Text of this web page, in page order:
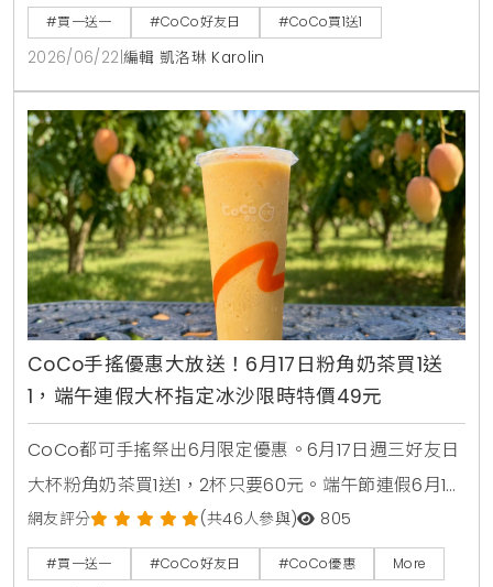
點餐平台享有第二杯0元優惠，每人限領2張。
#買一送一 #CoCo好友日 #CoCo買1送1
2026/06/22 編輯 凱洛琳 Karolin
CoCo手搖優惠大放送！6月17日粉角奶茶買1送
1，端午連假大杯指定冰沙限時特價49元
CoCo都可手搖祭出6月限定優惠。6月17日週三好友日
大杯粉角奶茶買1送1，2杯只要60元。端午節連假6月19
日至6月21日加碼消暑活動，大杯芒果冰沙、雪沙椰椰
咖啡、雪沙椰椰冬瓜3款指定特調冰沙限時特價49元。
網友評分 (共46人參與) 805
#買一送一 #CoCo好友日 #CoCo優惠 More